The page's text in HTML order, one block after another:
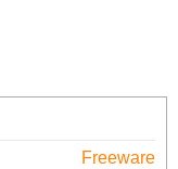
Freeware